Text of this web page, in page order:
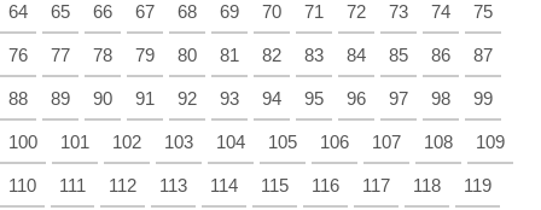
64 65 66 67 68 69 70 71 72 73 74 75
76 77 78 79 80 81 82 83 84 85 86 87
88 89 90 91 92 93 94 95 96 97 98 99
100 101 102 103 104 105 106 107 108 109
110 111 112 113 114 115 116 117 118 119